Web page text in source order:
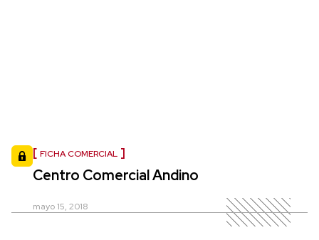
FICHA COMERCIAL
Centro Comercial Andino
mayo 15, 2018